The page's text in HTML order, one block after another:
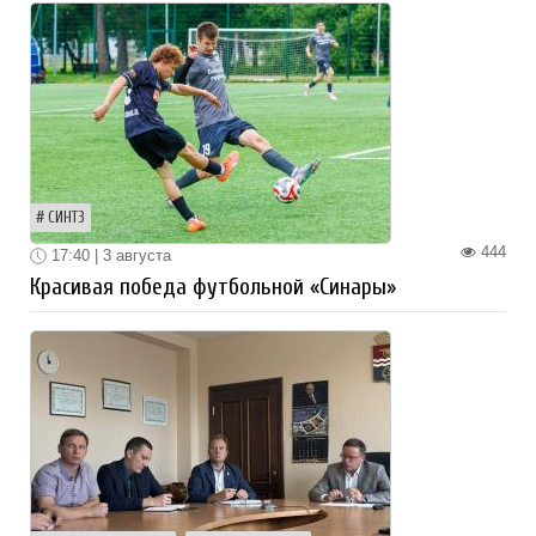
СИНТЗ
444
17:40 | 3 августа
Красивая победа футбольной «Синары»